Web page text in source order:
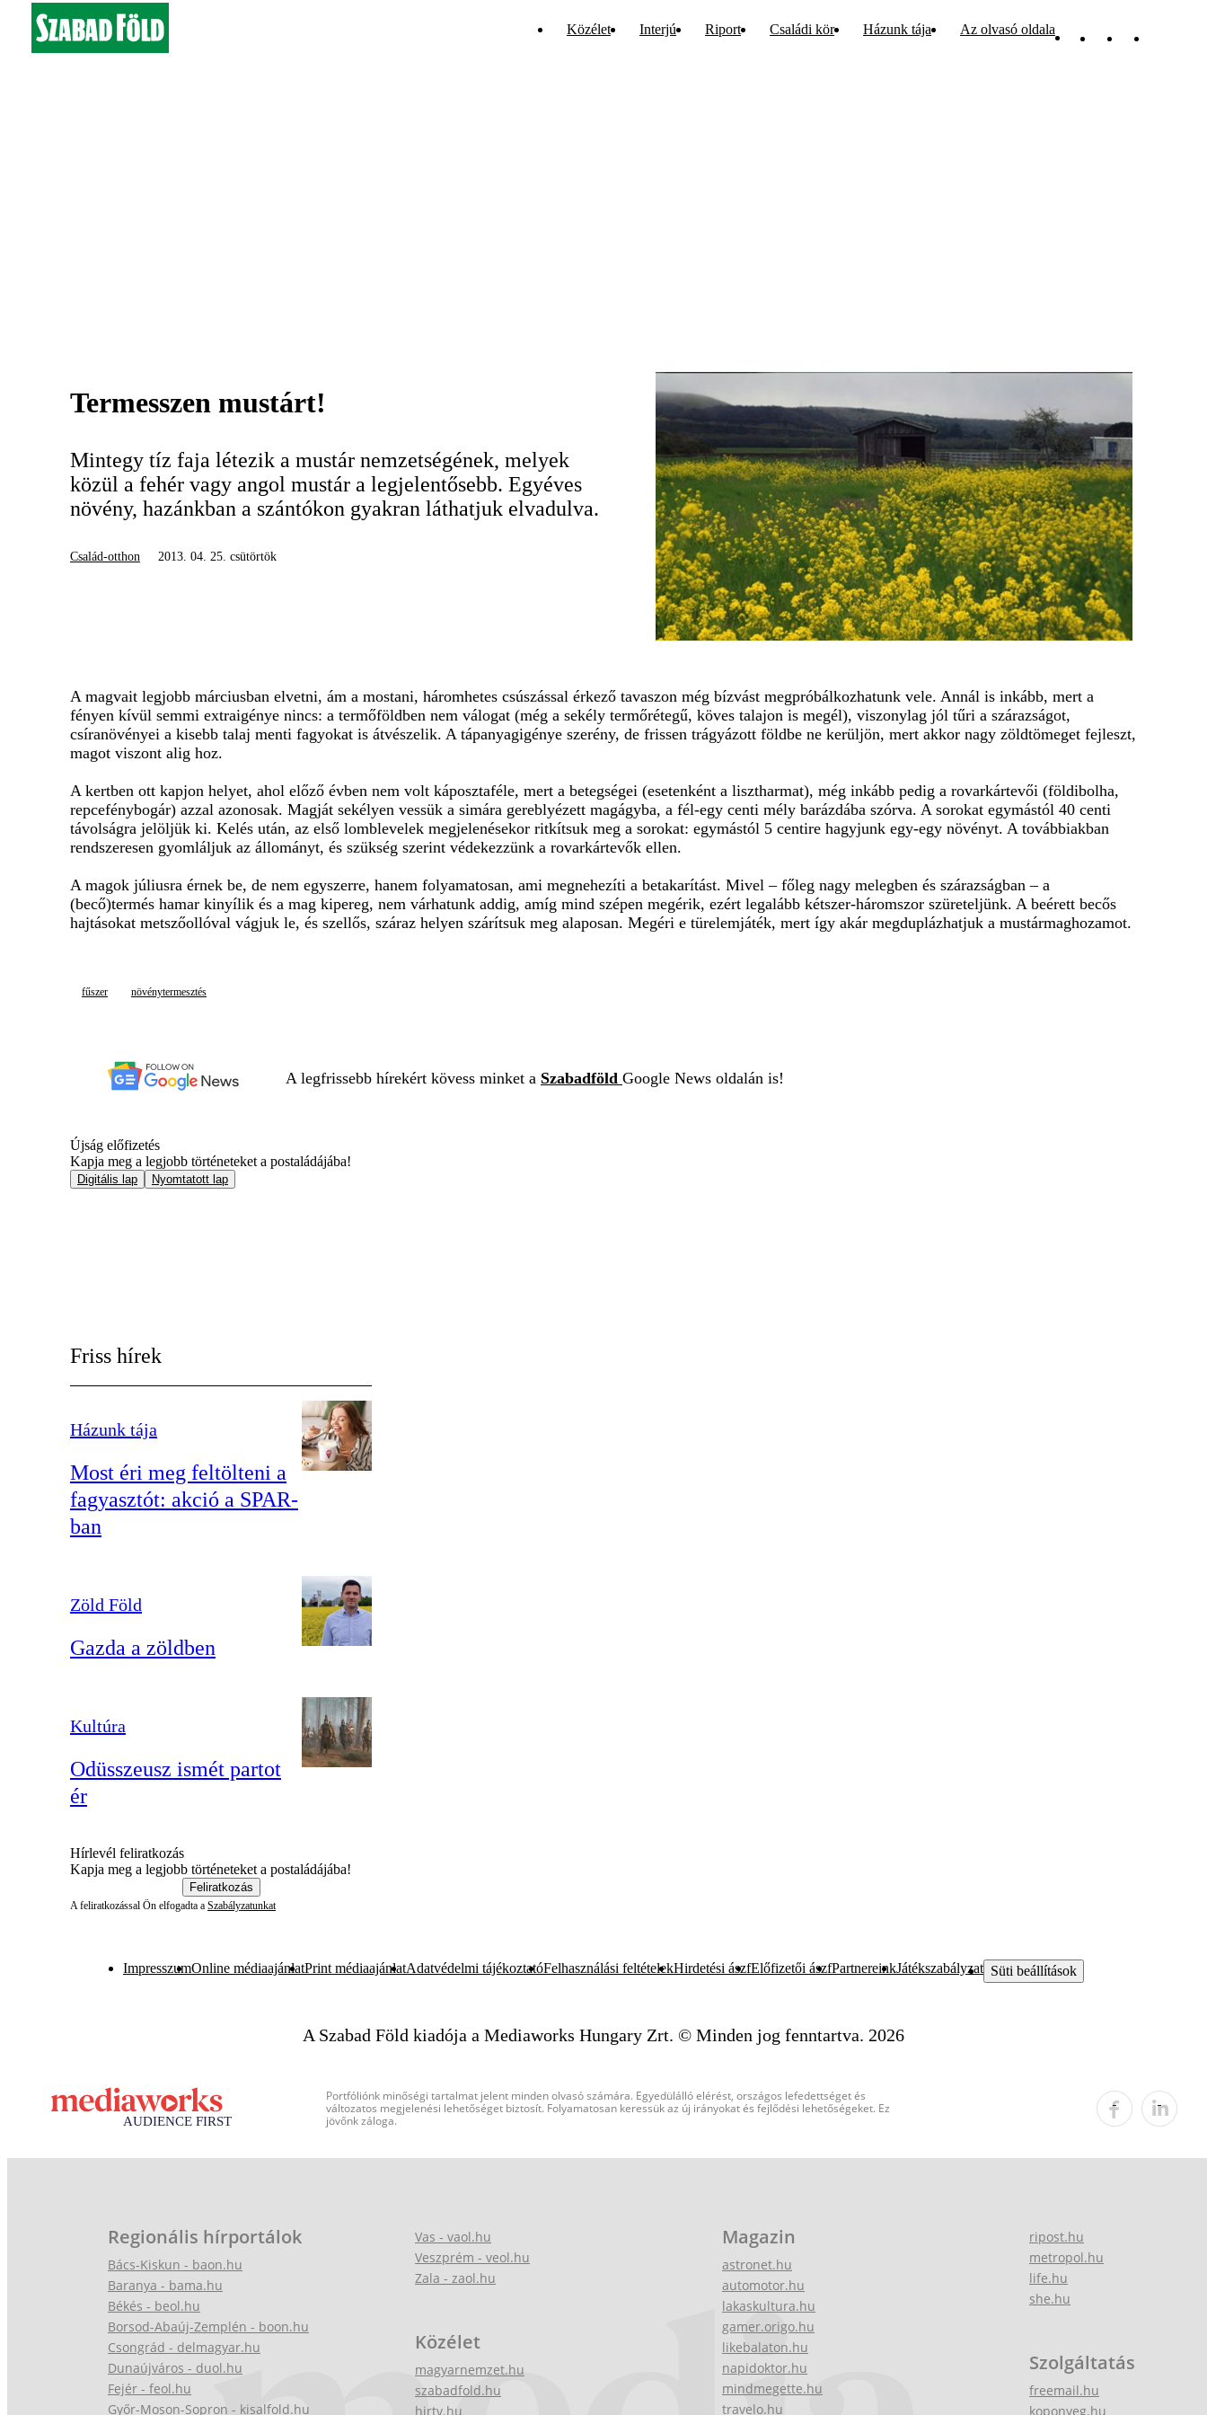
Közélet Interjú Riport Családi kör Házunk tája Az olvasó oldala
Termesszen mustárt!
Mintegy tíz faja létezik a mustár nemzetségének, melyek
közül a fehér vagy angol mustár a legjelentősebb. Egyéves
növény, hazánkban a szántókon gyakran láthatjuk elvadulva.
Család-otthon 2013. 04. 25. csütörtök
A magvait legjobb márciusban elvetni, ám a mostani, háromhetes csúszással érkező tavaszon még bízvást megpróbálkozhatunk vele. Annál is inkább, mert a
fényen kívül semmi extraigénye nincs: a termőföldben nem válogat (még a sekély termőrétegű, köves talajon is megél), viszonylag jól tűri a szárazságot,
csíranövényei a kisebb talaj menti fagyokat is átvészelik. A tápanyagigénye szerény, de frissen trágyázott földbe ne kerüljön, mert akkor nagy zöldtömeget fejleszt,
magot viszont alig hoz.
A kertben ott kapjon helyet, ahol előző évben nem volt káposztaféle, mert a betegségei (esetenként a lisztharmat), még inkább pedig a rovarkártevői (földibolha,
repcefénybogár) azzal azonosak. Magját sekélyen vessük a simára gereblyézett magágyba, a fél-egy centi mély barázdába szórva. A sorokat egymástól 40 centi
távolságra jelöljük ki. Kelés után, az első lomblevelek megjelenésekor ritkítsuk meg a sorokat: egymástól 5 centire hagyjunk egy-egy növényt. A továbbiakban
rendszeresen gyomláljuk az állományt, és szükség szerint védekezzünk a rovarkártevők ellen.
A magok júliusra érnek be, de nem egyszerre, hanem folyamatosan, ami megnehezíti a betakarítást. Mivel – főleg nagy melegben és szárazságban – a
(becő)termés hamar kinyílik és a mag kipereg, nem várhatunk addig, amíg mind szépen megérik, ezért legalább kétszer-háromszor szüreteljünk. A beérett becős
hajtásokat metszőollóval vágjuk le, és szellős, száraz helyen szárítsuk meg alaposan. Megéri e türelemjáték, mert így akár megduplázhatjuk a mustármaghozamot.
fűszer növénytermesztés
A legfrissebb hírekért kövess minket a Szabadföld Google News oldalán is!
Újság előfizetés
Kapja meg a legjobb történeteket a postaládájába!
Digitális lap Nyomtatott lap
Friss hírek
Házunk tája
Most éri meg feltölteni a
fagyasztót: akció a SPAR-
ban
Zöld Föld
Gazda a zöldben
Kultúra
Odüsszeusz ismét partot
ér
Hírlevél feliratkozás
Kapja meg a legjobb történeteket a postaládájába!
Feliratkozás
A feliratkozással Ön elfogadta a Szabályzatunkat
ImpresszumOnline médiaajánlatPrint médiaajánlatAdatvédelmi tájékoztatóFelhasználási feltételekHirdetési ászfElőfizetői ászfPartnereinkJátékszabályzat Süti beállítások
A Szabad Föld kiadója a Mediaworks Hungary Zrt. © Minden jog fenntartva. 2026
Portfóliónk minőségi tartalmat jelent minden olvasó számára. Egyedülálló elérést, országos lefedettséget és
változatos megjelenési lehetőséget biztosít. Folyamatosan keressük az új irányokat és fejlődési lehetőségeket. Ez
jövőnk záloga.
Regionális hírportálok
Bács-Kiskun - baon.hu
Baranya - bama.hu
Békés - beol.hu
Borsod-Abaúj-Zemplén - boon.hu
Csongrád - delmagyar.hu
Dunaújváros - duol.hu
Fejér - feol.hu
Győr-Moson-Sopron - kisalfold.hu
Vas - vaol.hu
Veszprém - veol.hu
Zala - zaol.hu
Közélet
magyarnemzet.hu
szabadfold.hu
hirtv.hu
Magazin
astronet.hu
automotor.hu
lakaskultura.hu
gamer.origo.hu
likebalaton.hu
napidoktor.hu
mindmegette.hu
travelo.hu
ripost.hu
metropol.hu
life.hu
she.hu
Szolgáltatás
freemail.hu
koponyeg.hu